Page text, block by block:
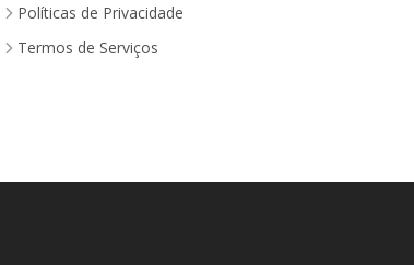
Políticas de Privacidade
Termos de Serviços